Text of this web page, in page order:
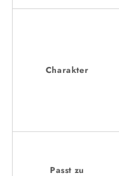
Charakter
Passt zu